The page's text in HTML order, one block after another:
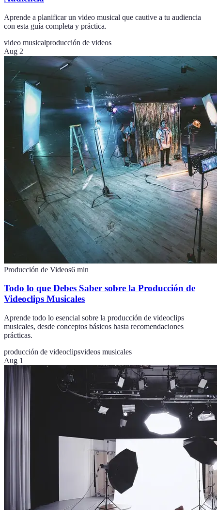
Aprende a planificar un video musical que cautive a tu audiencia
con esta guía completa y práctica.
video musicalproducción de videos
Aug 2
Producción de Videos6 min
Todo lo que Debes Saber sobre la Producción de
Videoclips Musicales
Aprende todo lo esencial sobre la producción de videoclips
musicales, desde conceptos básicos hasta recomendaciones
prácticas.
producción de videoclipsvideos musicales
Aug 1